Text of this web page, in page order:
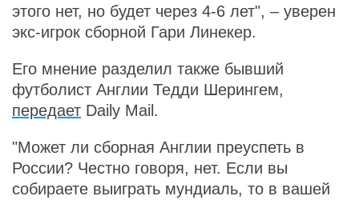
этого нет, но будет через 4-6 лет", – уверен
экс-игрок сборной Гари Линекер.
Его мнение разделил также бывший
футболист Англии Тедди Шерингем,
передает Daily Mail.
"Может ли сборная Англии преуспеть в
России? Честно говоря, нет. Если вы
собираете выиграть мундиаль, то в вашей